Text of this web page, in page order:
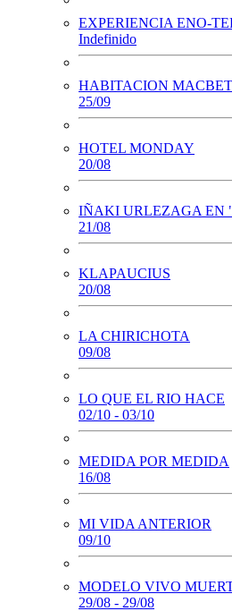
EXPERIENCIA ENO-
Indefinido
HABITACION
25/09
HOTEL MONDAY
20/08
IÑAKI URLEZAGA EN
21/08
KLAPAUCIUS
20/08
LA CHIRICHOTA
09/08
LO QUE EL RIO HACE
02/10 - 03/10
MEDIDA POR MEDIDA
16/08
MI VIDA ANTERIOR
09/10
MODELO VIVO
29/08 - 29/08